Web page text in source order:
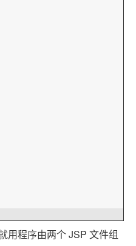
用程序由两个 JSP 文件组